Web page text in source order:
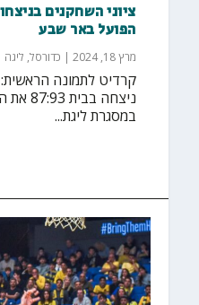
ציוני השחקנים
הפועל באר שבע
מרץ 18, 2024 | כדורסל, ליגה
קרדיט לתמונה
במסגרת ליגת...